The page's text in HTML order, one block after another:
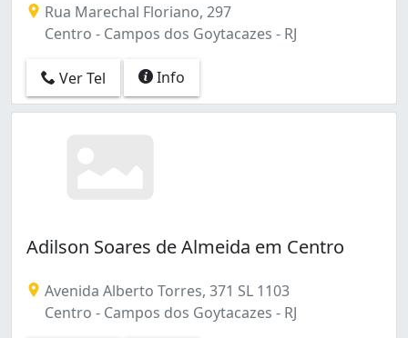
Rua Marechal Floriano, 297
Centro - Campos dos Goytacazes - RJ
Ver Tel Info
Adilson Soares de Almeida em Centro
Avenida Alberto Torres, 371 SL 1103
Centro - Campos dos Goytacazes - RJ